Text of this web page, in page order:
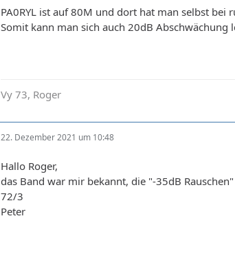
PA0RYL ist auf 80M und dort hat man selbst bei
Somit kann man sich auch 20dB
Vy 73, Roger
22. Dezember 2021 um 10:48
Hallo Roger,
das Band war mir bekannt, die "-35dB
72/3
Peter